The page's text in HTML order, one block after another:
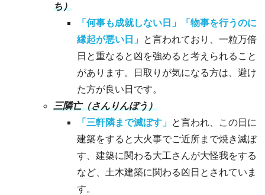
ち）
「何事も成就しない日」「物事を行うのに
縁起が悪い日」 と言われており、一粒万倍
日と重なると凶を強めると考えられること
があります。日取りが気になる方は、避け
た方が良い日です。
三隣亡（さんりんぼう）
「三軒隣まで滅ぼす」 と言われ、この日に
建築をすると大火事でご近所まで焼き滅ぼ
す、建築に関わる大工さんが大怪我をする
など、土木建築に関わる凶日とされていま
す。